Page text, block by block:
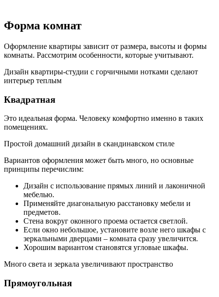
Форма комнат
Оформление квартиры зависит от размера, высоты и формы
комнаты. Рассмотрим особенности, которые учитывают.
Дизайн квартиры-студии с горчичными нотками сделают
интерьер теплым
Квадратная
Это идеальная форма. Человеку комфортно именно в таких
помещениях.
Простой домашний дизайн в скандинавском стиле
Вариантов оформления может быть много, но основные
принципы перечислим:
Дизайн с использование прямых линий и лаконичной
мебелью.
Применяйте диагональную расстановку мебели и
предметов.
Стена вокруг оконного проема остается светлой.
Если окно небольшое, установите возле него шкафы с
зеркальными дверцами – комната сразу увеличится.
Хорошим вариантом становятся угловые шкафы.
Много света и зеркала увеличивают пространство
Прямоугольная